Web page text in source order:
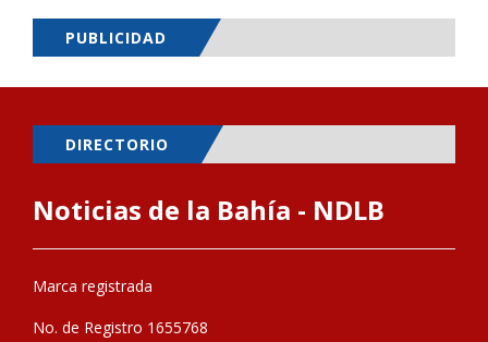
PUBLICIDAD
DIRECTORIO
Noticias de la Bahía - NDLB
Marca registrada
No. de Registro 1655768